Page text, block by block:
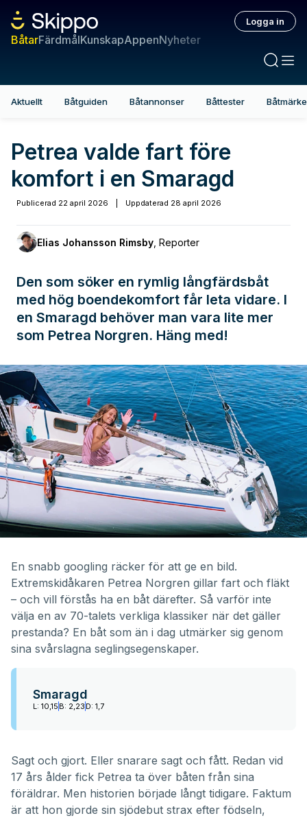
BåtarFärdmålKunskapAppenNyheter
Logga in
Aktuellt Båtguiden Båtannonser Båttester
Petrea valde fart före
komfort i en Smaragd
Publicerad 22 april 2026 Uppdaterad 28 april 2026
Elias Johansson Rimsby Reporter
Den som söker en rymlig långfärdsbåt
med hög boendekomfort får leta vidare. I
en Smaragd behöver man vara lite mer
som Petrea Norgren. Häng med!
En snabb googling räcker för att ge en bild.
Extremskidåkaren Petrea Norgren gillar fart och fläkt
– och vill förstås ha en båt därefter. Så varför inte
välja en av 70-talets verkliga klassiker när det gäller
prestanda? En båt som än i dag utmärker sig genom
sina svårslagna seglingsegenskaper.
Smaragd
L: 10,15 B: 2,23 D: 1,7
Sagt och gjort. Eller snarare sagt och fått. Redan vid
17 års ålder fick Petrea ta över båten från sina
föräldrar. Men historien började långt tidigare. Faktum
är att hon gjorde sin sjödebut strax efter födseln,